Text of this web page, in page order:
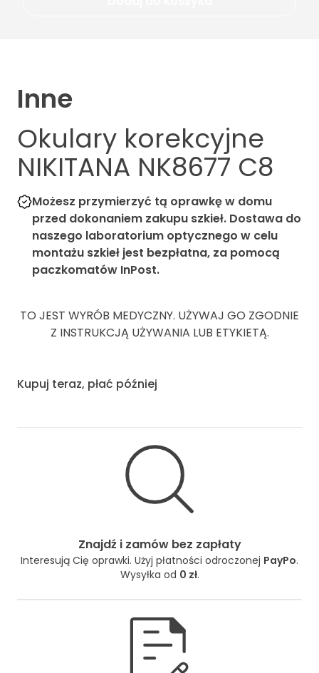
Inne
Okulary korekcyjne
NIKITANA NK8677 C8
Możesz przymierzyć tą oprawkę w domu
przed dokonaniem zakupu szkieł. Dostawa do
naszego laboratorium optycznego w celu
montażu szkieł jest bezpłatna, za pomocą
paczkomatów InPost.
TO JEST WYRÓB MEDYCZNY. UŻYWAJ GO ZGODNIE
Z INSTRUKCJĄ UŻYWANIA LUB ETYKIETĄ.
Kupuj teraz, płać później
Znajdź i zamów bez zapłaty
Interesują Cię oprawki. Użyj płatności odroczonej PayPo.
Wysyłka od 0 zł.